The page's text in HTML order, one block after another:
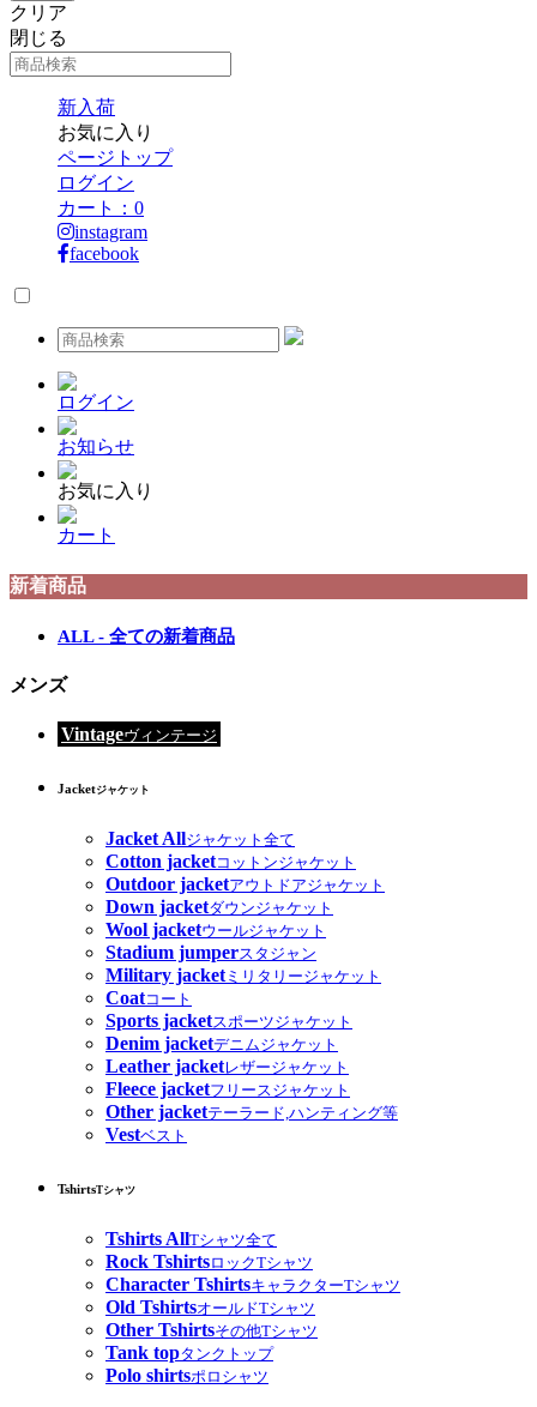
クリア
閉じる
新入荷
お気に入り
ページトップ
ログイン
カート： 0
instagram
facebook
ログイン
お知らせ
お気に入り
カート
新着商品
ALL - 全ての新着商品
メンズ
Vintageヴィンテージ
Jacketジャケット
Jacket Allジャケット全て
Cotton jacketコットンジャケット
Outdoor jacketアウトドアジャケット
Down jacketダウンジャケット
Wool jacketウールジャケット
Stadium jumperスタジャン
Military jacketミリタリージャケット
Coatコート
Sports jacketスポーツジャケット
Denim jacketデニムジャケット
Leather jacketレザージャケット
Fleece jacketフリースジャケット
Other jacketテーラード,ハンティング等
Vestベスト
TshirtsTシャツ
Tshirts AllTシャツ全て
Rock TshirtsロックTシャツ
Character TshirtsキャラクターTシャツ
Old TshirtsオールドTシャツ
Other Tshirtsその他Tシャツ
Tank topタンクトップ
Polo shirtsポロシャツ